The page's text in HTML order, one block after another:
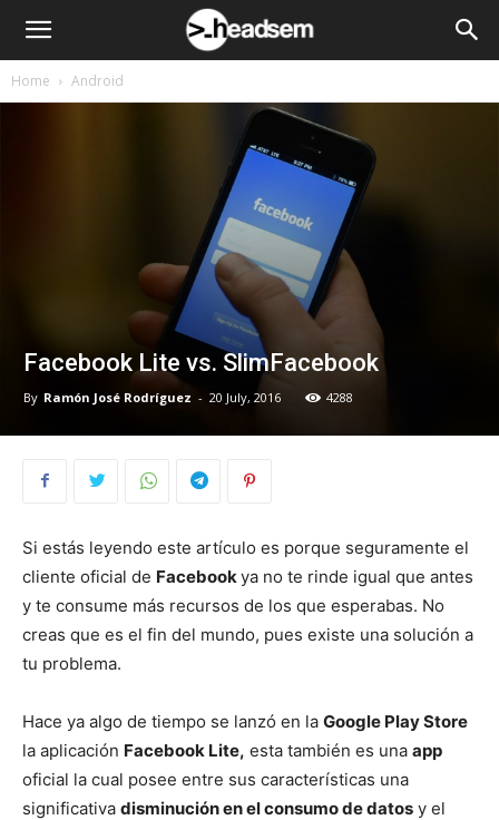
Home Android
Facebook Lite vs. SlimFacebook
By Ramón José Rodríguez - 20 July, 2016 4288
Si estás leyendo este artículo es porque seguramente el
cliente oficial de Facebook ya no te rinde igual que antes
y te consume más recursos de los que esperabas. No
creas que es el fin del mundo, pues existe una solución a
tu problema.
Hace ya algo de tiempo se lanzó en la Google Play Store
la aplicación Facebook Lite, esta también es una app
oficial la cual posee entre sus características una
significativa disminución en el consumo de datos y el